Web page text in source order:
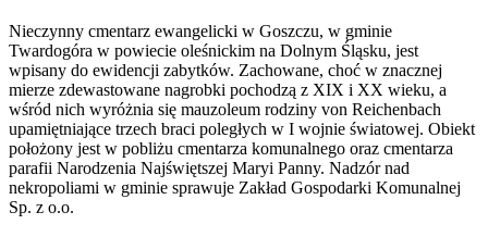
Nieczynny cmentarz ewangelicki w Goszczu, w gminie
Twardogóra w powiecie oleśnickim na Dolnym Śląsku, jest
wpisany do ewidencji zabytków. Zachowane, choć w znacznej
mierze zdewastowane nagrobki pochodzą z XIX i XX wieku, a
wśród nich wyróżnia się mauzoleum rodziny von Reichenbach
upamiętniające trzech braci poległych w I wojnie światowej. Obiekt
położony jest w pobliżu cmentarza komunalnego oraz cmentarza
parafii Narodzenia Najświętszej Maryi Panny. Nadzór nad
nekropoliami w gminie sprawuje Zakład Gospodarki Komunalnej
Sp. z o.o.